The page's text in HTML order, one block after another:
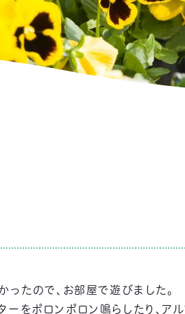
ったので、お部屋で遊びました。
をポロンポロン鳴らしたり、ア